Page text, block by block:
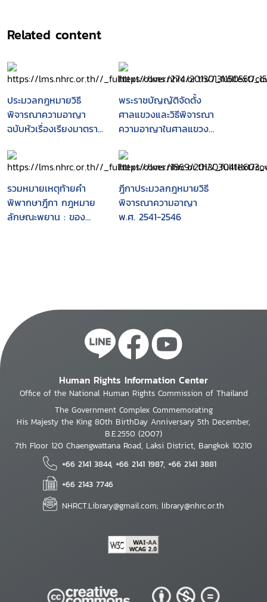
Related content
ประมวลกฎหมายวิธี
พิจารณาความอาญา
ฉบับหัวเรื่องเรียงมาตรา...
พระราชบัญญัติจัดตั้ง
ศาลแขวงและวิธีพิจารณา
ความอาญาในศาลแขวง
บรรทัดฐานคำพิพากษา
ศาลฎีกา
รวมหมายเหตุท้ายคำ
พิพากษาฎีกา กฎหมาย
ลักษณะพยาน : ของ
ฎีกาประมวลกฎหมายวิธี
พิจารณาความอาญา
พ.ศ. 2541-2546
Human Rights Information Center
Office of the National Human Rights Commission of Thailand
The Government Complex Commemorating
His Majesty the King 80th BirthDay Anniversary 5th December,
B.E.2550 (2007)
7th Floor 120 Chaengwattana Road, Laksi District, Bangkok 10210
+66 2141 3844, +66 2141 1987, +66 2141 3881
+66 2143 7746
NHRCT.Library@gmail.com; library@nhrc.or.th